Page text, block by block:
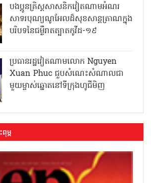
បងប្អូនគ្រិស្តសាសនិកវៀតណាមអំណរ
សាទរបុណ្យណូអែលដ៏សុខសាន្តត្រាណក្នុង
បរិបទនៃជម្ងឺរាតត្បាតកូវីដ-១៩
ប្រធានរដ្ឋវៀតណាមលោក Nguyen
Xuan Phuc ជួបសំណេះសំណាលជា
មួយម្ចាស់ឆ្នោតនៅទីក្រុងហូជីមិញ
ម្ភ